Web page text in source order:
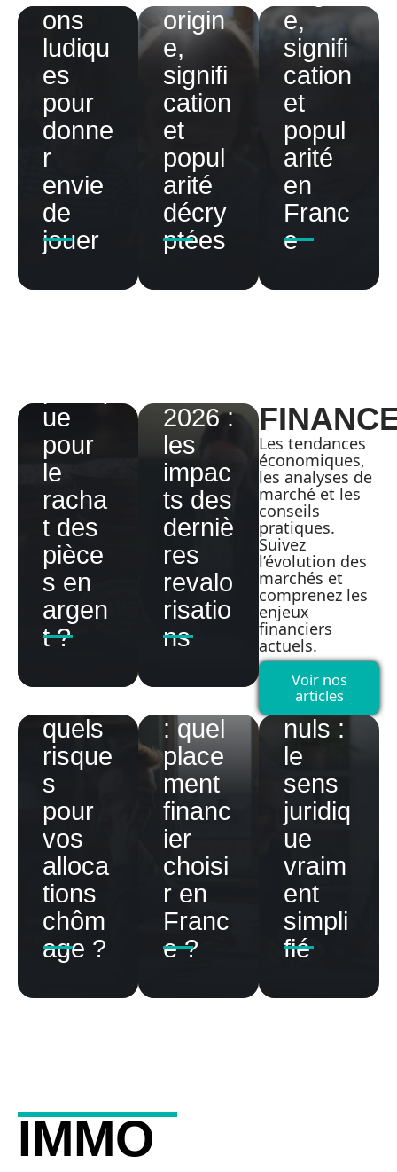
ons
ludiqu
es
pour
donne
r
envie
de
jouer
origin
e,
signifi
cation
et
popul
arité
décry
ptées
e,
signifi
cation
et
popul
arité
en
Franc
e
Banq
ue
pour
le
racha
t des
pièce
s en
argen
t ?
2026 :
les
impac
ts des
derniè
res
revalo
risatio
ns
Les tendances
économiques,
les analyses de
marché et les
conseils
pratiques.
Suivez
l’évolution des
marchés et
comprenez les
enjeux
financiers
actuels.
Voir nos
articles
Désin
scripti
on
Franc
e
quels
risque
s
pour
vos
alloca
tions
chôm
age ?
Invest
ir
: quel
place
ment
financ
ier
choisi
r en
Franc
e ?
Notari
é
définit
ion
pour
les
nuls :
le
sens
juridiq
ue
vraim
ent
simpli
fié
IMMO